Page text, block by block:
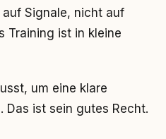
Signale, nicht auf
Training ist in kleine
um eine klare
Das ist sein gutes Recht.